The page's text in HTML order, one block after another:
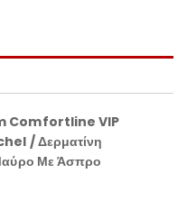
Comfortline VIP
/ Δερματίνη
Με Άσπρο